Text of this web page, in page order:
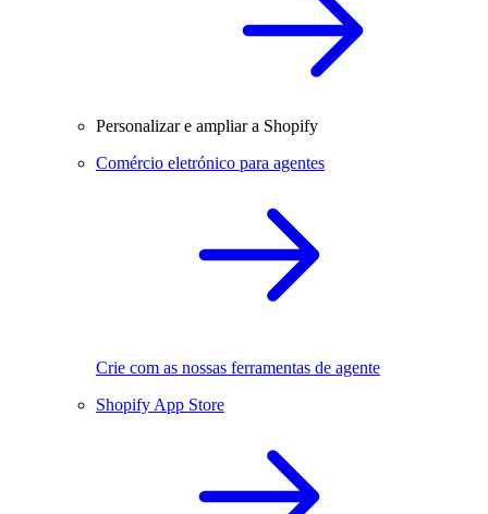
Personalizar e ampliar a Shopify
Comércio eletrónico para agentes
Crie com as nossas ferramentas de agente
Shopify App Store